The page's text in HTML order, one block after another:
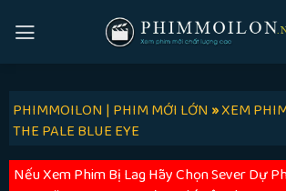
PHIMMOILON | PHIM MỚI LỚN»XEM
THE PALE BLUE EYE
Nếu Xem Phim Bị Lag Hãy Chọn Sever Dự